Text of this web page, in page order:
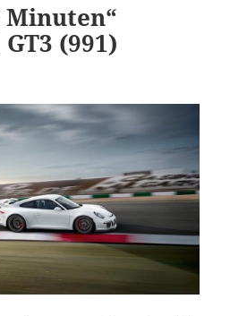
Minuten“
(991)